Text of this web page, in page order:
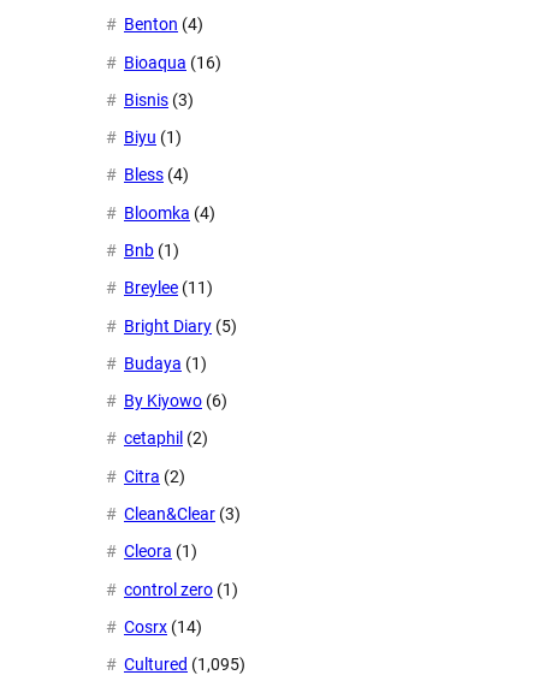
Benton (4)
Bioaqua (16)
Bisnis (3)
Biyu (1)
Bless (4)
Bloomka (4)
Bnb (1)
Breylee (11)
Bright Diary (5)
Budaya (1)
By Kiyowo (6)
cetaphil (2)
Citra (2)
Clean&Clear (3)
Cleora (1)
control zero (1)
Cosrx (14)
Cultured (1,095)